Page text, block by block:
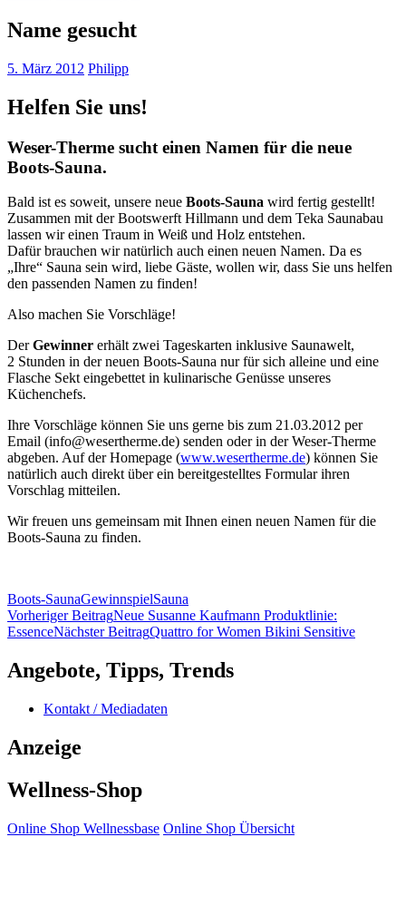
Name gesucht
5. März 2012 Philipp
Helfen Sie uns!
Weser-Therme sucht einen Namen für die neue
Boots-Sauna.
Bald ist es soweit, unsere neue Boots-Sauna wird fertig gestellt!
Zusammen mit der Bootswerft Hillmann und dem Teka Saunabau
lassen wir einen Traum in Weiß und Holz entstehen.
Dafür brauchen wir natürlich auch einen neuen Namen. Da es
„Ihre“ Sauna sein wird, liebe Gäste, wollen wir, dass Sie uns helfen
den passenden Namen zu finden!
Also machen Sie Vorschläge!
DerGewinner erhält zwei Tageskarten inklusive Saunawelt,
2 Stunden in der neuen Boots-Sauna nur für sich alleine und eine
Flasche Sekt eingebettet in kulinarische Genüsse unseres
Küchenchefs.
Ihre Vorschläge können Sie uns gerne bis zum 21.03.2012 per
Email (info@wesertherme.de) senden oder in der Weser-Therme
abgeben. Auf der Homepage (www.wesertherme.de) können Sie
natürlich auch direkt über ein bereitgestelltes Formular ihren
Vorschlag mitteilen.
Wir freuen uns gemeinsam mit Ihnen einen neuen Namen für die
Boots-Sauna zu finden.
Boots-SaunaGewinnspielSauna
Beitragsnavigation
Vorheriger BeitragNeue Susanne Kaufmann Produktlinie:
EssenceNächster BeitragQuattro for Women Bikini Sensitive
Angebote, Tipps, Trends
Kontakt / Mediadaten
Anzeige
Wellness-Shop
Online Shop Wellnessbase Online Shop Übersicht